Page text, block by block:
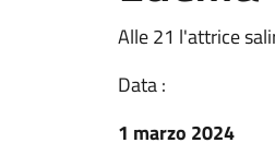
Alle 21 l'attrice
Data :
1 marzo 2024